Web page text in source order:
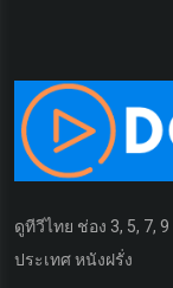
ดูทีวีไทย ช่อง 3, 5, 7,
ประเทศ หนังฝรั่ง